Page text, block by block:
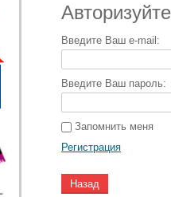
Введите Ваш e-mail:
Введите Ваш пароль:
Запомнить меня
Регистрация
Назад